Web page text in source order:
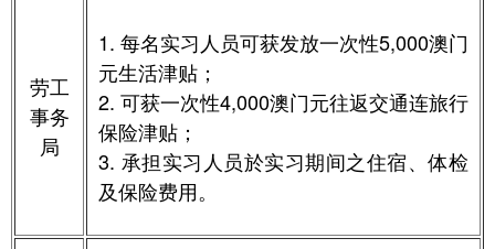
劳工
事务
局
1. 每名实习人员可获发放一次性5,000澳门
元生活津贴；
2. 可获一次性4,000澳门元往返交通连旅行
保险津贴；
3. 承担实习人员於实习期间之住宿、体检
及保险费用。